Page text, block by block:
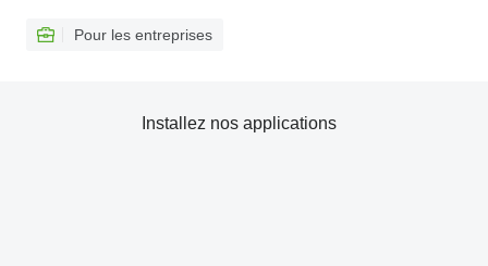
Pour les entreprises
Installez nos applications